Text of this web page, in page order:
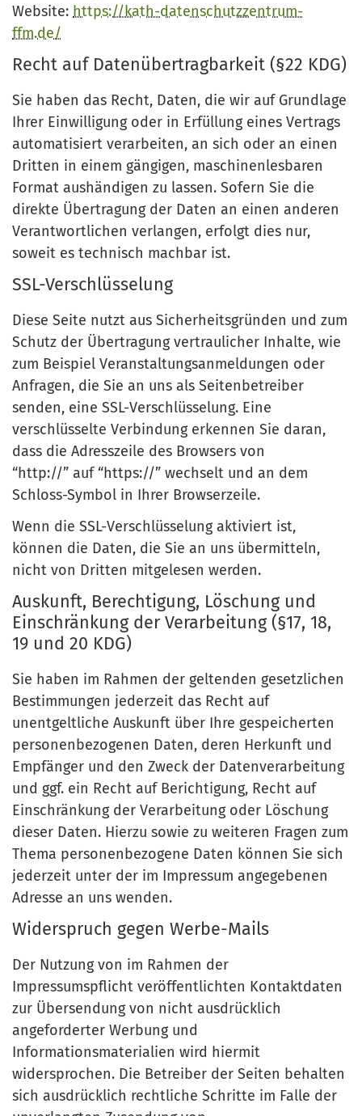
Website: https://kath-datenschutzzentrum-
ffm.de/
Recht auf Datenübertragbarkeit (§22 KDG)
Sie haben das Recht, Daten, die wir auf Grundlage
Ihrer Einwilligung oder in Erfüllung eines Vertrags
automatisiert verarbeiten, an sich oder an einen
Dritten in einem gängigen, maschinenlesbaren
Format aushändigen zu lassen. Sofern Sie die
direkte Übertragung der Daten an einen anderen
Verantwortlichen verlangen, erfolgt dies nur,
soweit es technisch machbar ist.
SSL-Verschlüsselung
Diese Seite nutzt aus Sicherheitsgründen und zum
Schutz der Übertragung vertraulicher Inhalte, wie
zum Beispiel Veranstaltungsanmeldungen oder
Anfragen, die Sie an uns als Seitenbetreiber
senden, eine SSL-Verschlüsselung. Eine
verschlüsselte Verbindung erkennen Sie daran,
dass die Adresszeile des Browsers von
“http://” auf “https://” wechselt und an dem
Schloss-Symbol in Ihrer Browserzeile.
Wenn die SSL-Verschlüsselung aktiviert ist,
können die Daten, die Sie an uns übermitteln,
nicht von Dritten mitgelesen werden.
Auskunft, Berechtigung, Löschung und
Einschränkung der Verarbeitung (§17, 18,
19 und 20 KDG)
Sie haben im Rahmen der geltenden gesetzlichen
Bestimmungen jederzeit das Recht auf
unentgeltliche Auskunft über Ihre gespeicherten
personenbezogenen Daten, deren Herkunft und
Empfänger und den Zweck der Datenverarbeitung
und ggf. ein Recht auf Berichtigung, Recht auf
Einschränkung der Verarbeitung oder Löschung
dieser Daten. Hierzu sowie zu weiteren Fragen zum
Thema personenbezogene Daten können Sie sich
jederzeit unter der im Impressum angegebenen
Adresse an uns wenden.
Widerspruch gegen Werbe-Mails
Der Nutzung von im Rahmen der
Impressumspflicht veröffentlichten Kontaktdaten
zur Übersendung von nicht ausdrücklich
angeforderter Werbung und
Informationsmaterialien wird hiermit
widersprochen. Die Betreiber der Seiten behalten
sich ausdrücklich rechtliche Schritte im Falle der